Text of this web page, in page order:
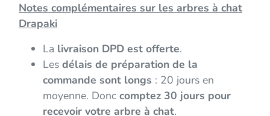
Notes complémentaires sur les arbres à chat
Drapaki
La livraison DPD est offerte.
Les délais de préparation de la
commande sont longs : 20 jours en
moyenne. Donc comptez 30 jours pour
recevoir votre arbre à chat.